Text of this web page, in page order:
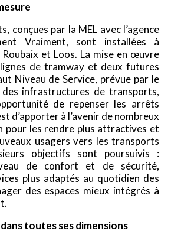
conçues par la MEL avec l’agence
Vraiment, sont installées à
Roubaix et Loos. La mise en œuvre
de tramway et deux futures
Niveau de Service, prévue par le
des infrastructures de transports,
de repenser les arrêts
d’apporter à l’avenir de nombreux
pour les rendre plus attractives et
usagers vers les transports
objectifs sont poursuivis :
de confort et de sécurité,
plus adaptés au quotidien des
des espaces mieux intégrés à
toutes ses dimensions